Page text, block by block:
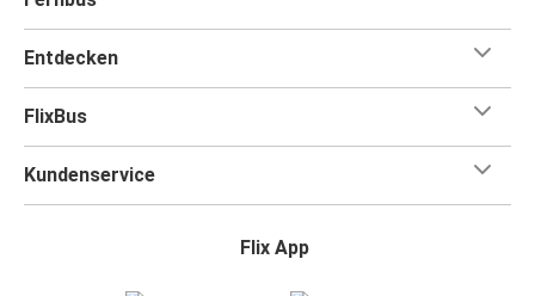
Entdecken
FlixBus
Kundenservice
Flix App